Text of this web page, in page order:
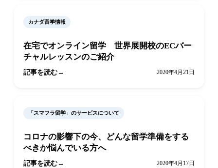
カナダ留学情報
在宅でオンライン留学 世界展開校のECバー
チャルレッスンのご紹介
記事を読む 2020年4月21日
「スマフラ留学」のサービスについて
コロナの影響下の今、どんな留学準備をする
べきか悩んでいる方へ
記事を読む 2020年4月17日